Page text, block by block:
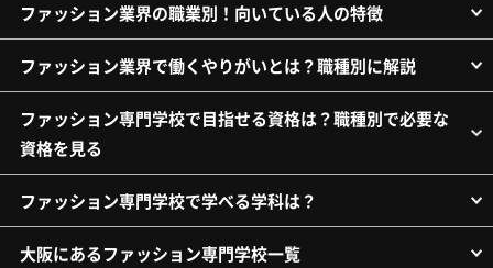
ファッション業界の職業別！向いている人の特徴
ファッション業界で働くやりがいとは？職種別に解説
ファッション専門学校で目指せる資格は？職種別で必要な
資格を見る
ファッション専門学校で学べる学科は？
大阪にあるファッション専門学校一覧